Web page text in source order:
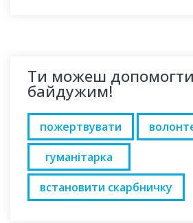
Ти можеш
байдужим!
пожертвувати
гуманітарка
встановити скарбничку